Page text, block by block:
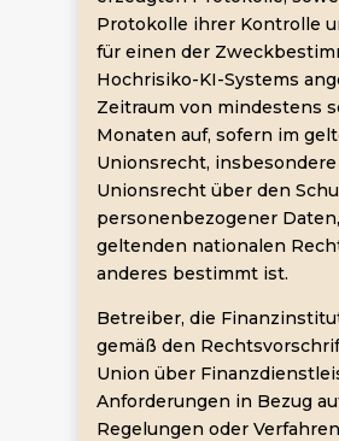
Protokolle ihrer Kontrolle
für einen der
Hochrisiko-KI-Systems
Zeitraum von mindestens
Monaten auf, sofern im
Unionsrecht,
Unionsrecht über den
personenbezogener
geltenden nationalen
anderes bestimmt ist.
Betreiber, die
gemäß den
Union über
Anforderungen in Bezug
Regelungen oder